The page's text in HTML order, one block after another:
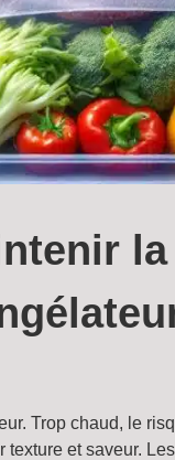
Trop chaud, le
et saveur.